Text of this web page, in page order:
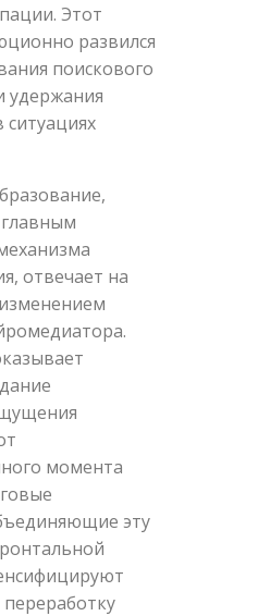
Этот
развился
поискового
удержания
ситуациях
отвечает на
момента
эту